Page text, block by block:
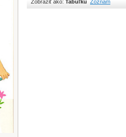
Zobraziť ako: Tabuľku Zoznam